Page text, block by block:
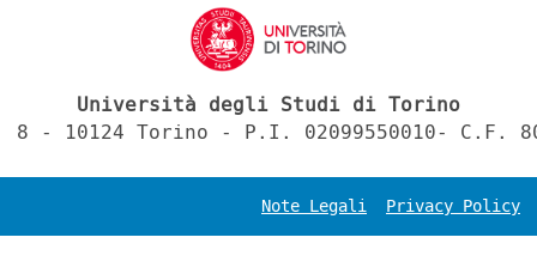
Università degli Studi di Torino
- 10124 Torino - P.I. 02099550010- C.F.
Note Legali Privacy Policy